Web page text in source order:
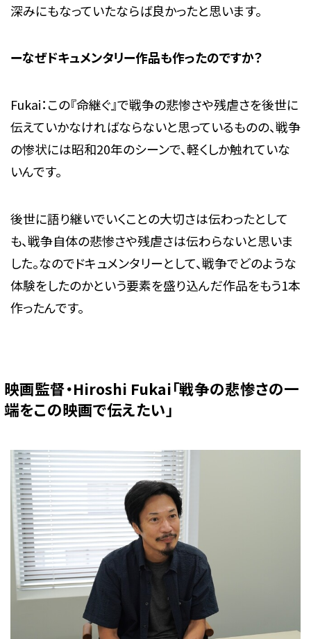
深みにもなっていたならば良かったと思います。
ーなぜドキュメンタリー作品も作ったのですか？
Fukai：この『命継ぐ』で戦争の悲惨さや残虐さを後世に
伝えていかなければならないと思っているものの、戦争
の惨状には昭和20年のシーンで、軽くしか触れていな
いんです。
後世に語り継いでいくことの大切さは伝わったとして
も、戦争自体の悲惨さや残虐さは伝わらないと思いま
した。なのでドキュメンタリーとして、戦争でどのような
体験をしたのかという要素を盛り込んだ作品をもう1本
作ったんです。
映画監督・Hiroshi Fukai「戦争の悲惨さの一
端をこの映画で伝えたい」